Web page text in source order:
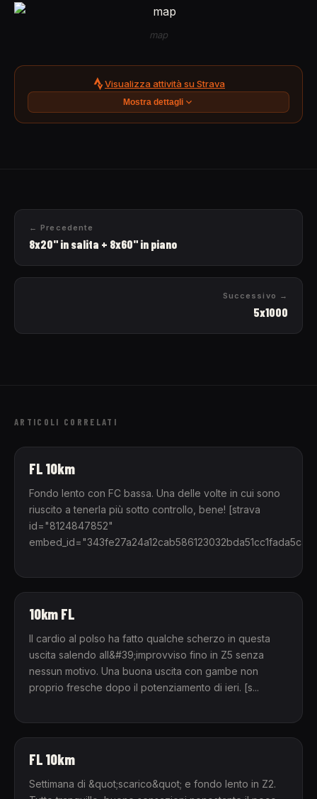
map
Visualizza attività su Strava
Mostra dettagli
← Precedente
8x20" in salita + 8x60" in piano
Successivo →
5x1000
ARTICOLI CORRELATI
FL 10km
Fondo lento con FC bassa. Una delle volte in cui sono
riuscito a tenerla più sotto controllo, bene! [strava
id="8124847852"
embed_id="343fe27a24a12cab586123032bda51cc1fada5c4"]
10km FL
Il cardio al polso ha fatto qualche scherzo in questa
uscita salendo all&#39;improvviso fino in Z5 senza
nessun motivo. Una buona uscita con gambe non
proprio fresche dopo il potenziamento di ieri. [s...
FL 10km
Settimana di &quot;scarico&quot; e fondo lento in Z2.